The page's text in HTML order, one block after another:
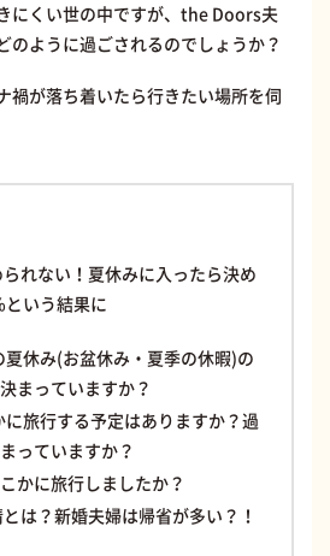
にくい世の中ですが、the Doors夫
のように過ごされるのでしょうか？
禍が落ち着いたら行きたい場所を伺
れない！夏休みに入ったら決め
いう結果に
休み(お盆休み・夏季の休暇)の
まっていますか？
旅行する予定はありますか？過
っていますか？
かに旅行しましたか？
は？新婚夫婦は帰省が多い？！